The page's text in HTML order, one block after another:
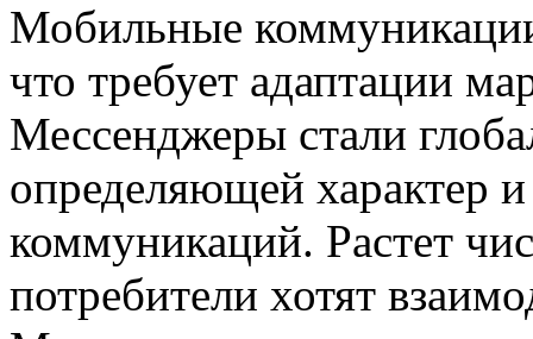
Мобильные
что требует адаптации
Мессенджеры стали
определяющей характер
коммуникаций. Растет
потребители хотят